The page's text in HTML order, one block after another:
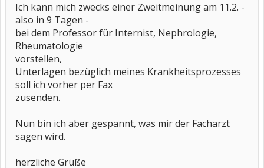
Ich kann mich zwecks einer Zweitmeinung am 11.2. -
also in 9 Tagen -
bei dem Professor für Internist, Nephrologie,
Rheumatologie
vorstellen,
Unterlagen bezüglich meines Krankheitsprozesses
soll ich vorher per Fax
zusenden.
Nun bin ich aber gespannt, was mir der Facharzt
sagen wird.
herzliche Grüße